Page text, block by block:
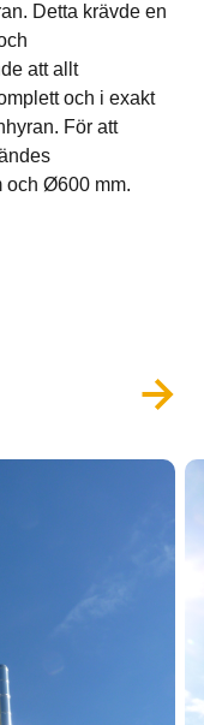
Detta krävde en
att allt
och i exakt
För att
och Ø600 mm.